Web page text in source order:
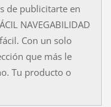
de publicitarte en
NAVEGABILIDAD
Con un solo
que más le
Tu producto o